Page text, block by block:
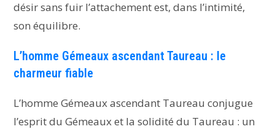
désir sans fuir l’attachement est, dans l’intimité,
son équilibre.
L’homme Gémeaux ascendant Taureau : le
charmeur fiable
L’homme Gémeaux ascendant Taureau conjugue
l’esprit du Gémeaux et la solidité du Taureau : un